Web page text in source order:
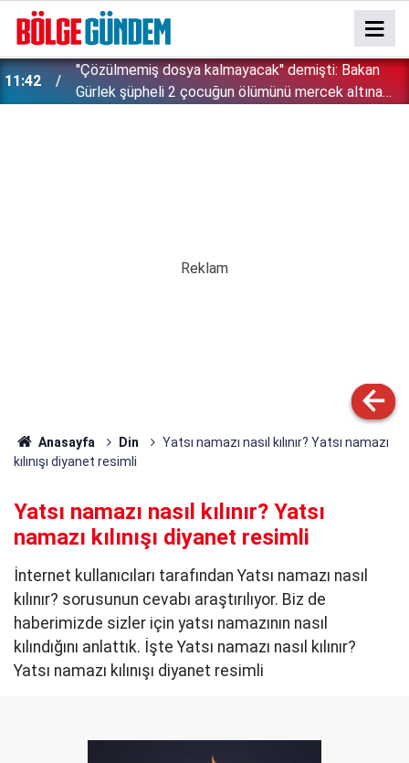
11:42
''Çözülmemiş dosya kalmayacak'' demişti: Bakan
Gürlek şüpheli 2 çocuğun ölümünü mercek altına
Anasayfa Din
Yatsı namazı nasıl kılınır? Yatsı namazı
kılınışı diyanet resimli
Yatsı namazı nasıl kılınır? Yatsı
namazı kılınışı diyanet resimli
İnternet kullanıcıları tarafından Yatsı namazı nasıl
kılınır? sorusunun cevabı araştırılıyor. Biz de
haberimizde sizler için yatsı namazının nasıl
kılındığını anlattık. İşte Yatsı namazı nasıl kılınır?
Yatsı namazı kılınışı diyanet resimli